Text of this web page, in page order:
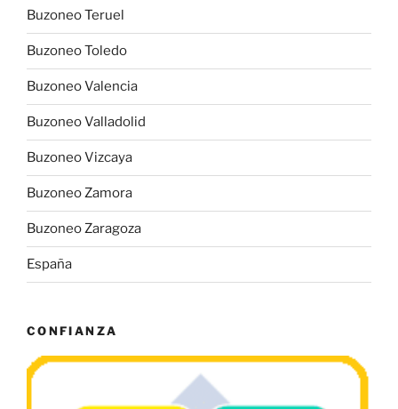
Buzoneo Teruel
Buzoneo Toledo
Buzoneo Valencia
Buzoneo Valladolid
Buzoneo Vizcaya
Buzoneo Zamora
Buzoneo Zaragoza
España
CONFIANZA